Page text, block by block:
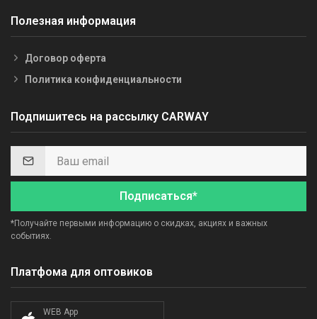
Полезная информация
Договор оферта
Политика конфиденциальности
Подпишитесь на рассылку CARWAY
Подписаться*
*Получайте первыми информацию о скидках, акциях и важных
событиях.
Платфома для оптовиков
WEB App